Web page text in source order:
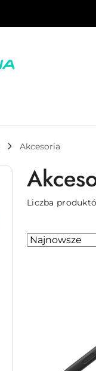
Akcesoria
Liczba
Zastosowano
Sortuj